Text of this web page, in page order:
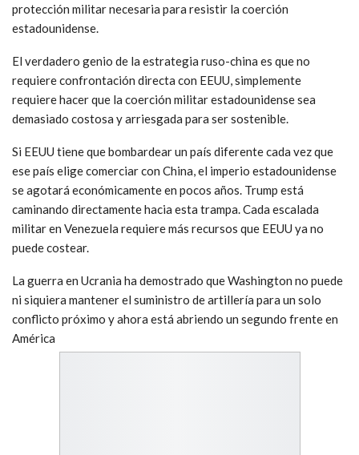
protección militar necesaria para resistir la coerción
estadounidense.
El verdadero genio de la estrategia ruso-china es que no
requiere confrontación directa con EEUU, simplemente
requiere hacer que la coerción militar estadounidense sea
demasiado costosa y arriesgada para ser sostenible.
Si EEUU tiene que bombardear un país diferente cada vez que
ese país elige comerciar con China, el imperio estadounidense
se agotará económicamente en pocos años. Trump está
caminando directamente hacia esta trampa. Cada escalada
militar en Venezuela requiere más recursos que EEUU ya no
puede costear.
La guerra en Ucrania ha demostrado que Washington no puede
ni siquiera mantener el suministro de artillería para un solo
conflicto próximo y ahora está abriendo un segundo frente en
América